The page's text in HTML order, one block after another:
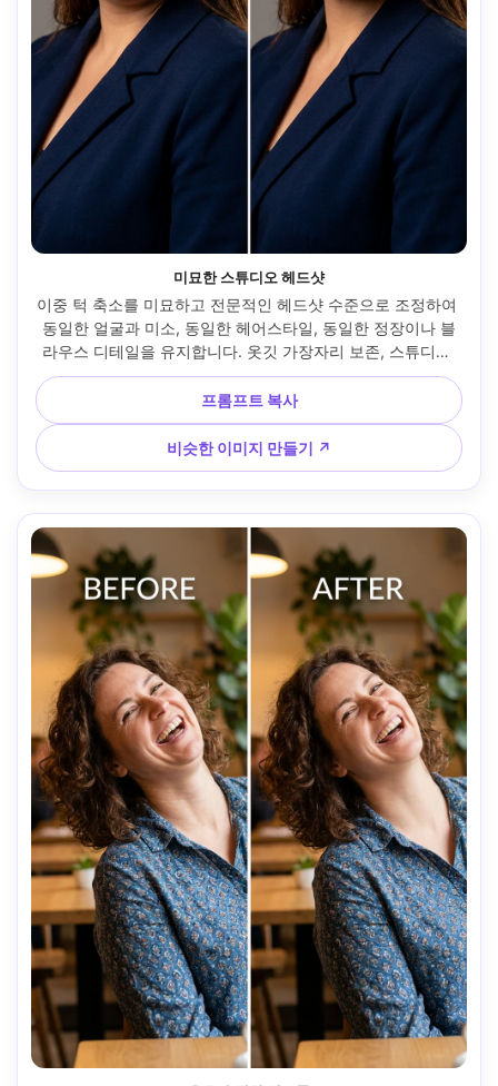
미묘한 스튜디오 헤드샷
이중 턱 축소를 미묘하고 전문적인 헤드샷 수준으로 조정하여
동일한 얼굴과 미소, 동일한 헤어스타일, 동일한 정장이나 블
라우스 디테일을 유지합니다. 옷깃 가장자리 보존, 스튜디오
조명 보존, 배경을 깨끗하게 유지 --ar 4:5
프롬프트 복사
비슷한 이미지 만들기 ↗